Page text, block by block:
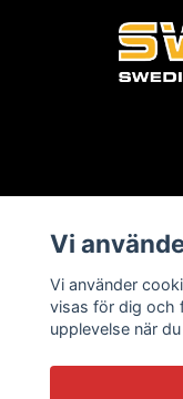
Vi
Vi använder
visas för dig och
upplevelse när